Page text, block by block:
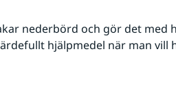
nederbörd och gör det med
hjälpmedel när man vill